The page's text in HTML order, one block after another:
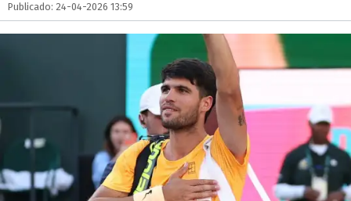
Publicado: 24-04-2026 13:59